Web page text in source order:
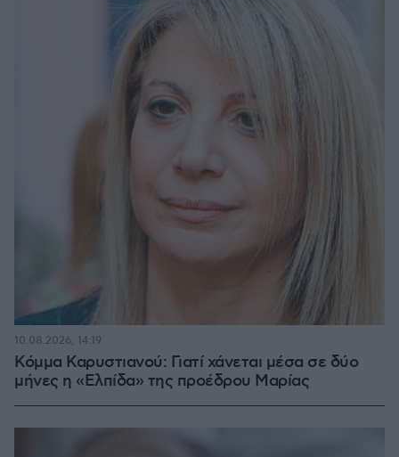
Κόμμα Καρυστιανού: Γιατί χάνεται μέσα σε δύο
μήνες η «Ελπίδα» της προέδρου Μαρίας
10.08.2026, 14:19